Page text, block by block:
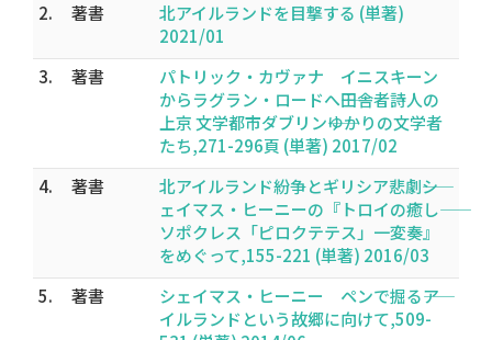
2.
著書
北アイルランドを目撃する (単著)
2021/01
3.
著書
パトリック・カヴァナ イニスキーン
からラグラン・ロードへ――田舎者詩人の
上京 文学都市ダブリン――ゆかりの文学者
たち,271-296頁 (単著) 2017/02
4.
著書
北アイルランド紛争とギリシア悲劇――シ
ェイマス・ヒーニーの『トロイの癒し――
ソポクレス「ピロクテテス」一変奏』
をめぐって,155-221 (単著) 2016/03
5.
著書
シェイマス・ヒーニー ペンで掘る――ア
イルランドという故郷に向けて,509-